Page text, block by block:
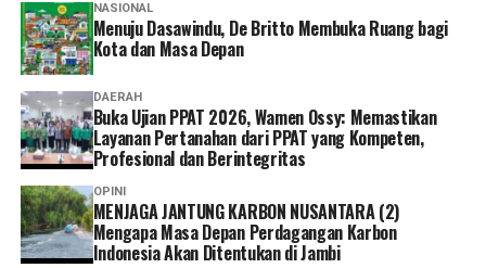
‎Warga berharap keberadaan Museum Sriwijaya
Dharmakirti dan revitalisasi KCBN Muarojambi benar-
benar memberikan manfaat bagi masyarakat sekitar,
pelaku UMKM, serta komunitas budaya di kawasan
tersebut.
Reporter:Juan Ambarita
NASIONAL
Menuju Dasawindu, De Britto Membuka Ruang bagi
Kota dan Masa Depan
DAERAH
Buka Ujian PPAT 2026, Wamen Ossy: Memastikan
Layanan Pertanahan dari PPAT yang Kompeten,
Profesional dan Berintegritas
OPINI
MENJAGA JANTUNG KARBON NUSANTARA (2)
Mengapa Masa Depan Perdagangan Karbon
Indonesia Akan Ditentukan di Jambi